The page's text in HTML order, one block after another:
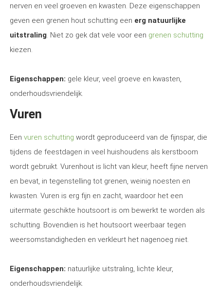
nerven en veel groeven en kwasten. Deze eigenschappen
geven een grenen hout schutting een erg natuurlijke
uitstraling. Niet zo gek dat vele voor een grenen schutting
kiezen.
Eigenschappen: gele kleur, veel groeve en kwasten,
onderhoudsvriendelijk.
Vuren
Een vuren schutting wordt geproduceerd van de fijnspar, die
tijdens de feestdagen in veel huishoudens als kerstboom
wordt gebruikt. Vurenhout is licht van kleur, heeft fijne nerven
en bevat, in tegenstelling tot grenen, weinig noesten en
kwasten. Vuren is erg fijn en zacht, waardoor het een
uitermate geschikte houtsoort is om bewerkt te worden als
schutting. Bovendien is het houtsoort weerbaar tegen
weersomstandigheden en verkleurt het nagenoeg niet.
Eigenschappen: natuurlijke uitstraling, lichte kleur,
onderhoudsvriendelijk.